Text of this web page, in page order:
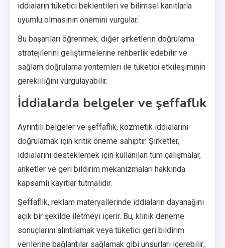
iddiaların tüketici beklentileri ve bilimsel kanıtlarla
uyumlu olmasının önemini vurgular.
Bu başarıları öğrenmek, diğer şirketlerin doğrulama
stratejilerini geliştirmelerine rehberlik edebilir ve
sağlam doğrulama yöntemleri ile tüketici etkileşiminin
gerekliliğini vurgulayabilir.
İddialarda belgeler ve şeffaflık
Ayrıntılı belgeler ve şeffaflık, kozmetik iddialarını
doğrulamak için kritik öneme sahiptir. Şirketler,
iddialarını desteklemek için kullanılan tüm çalışmalar,
anketler ve geri bildirim mekanizmaları hakkında
kapsamlı kayıtlar tutmalıdır.
Şeffaflık, reklam materyallerinde iddiaların dayanağını
açık bir şekilde iletmeyi içerir. Bu, klinik deneme
sonuçlarını alıntılamak veya tüketici geri bildirim
verilerine bağlantılar sağlamak gibi unsurları içerebilir;